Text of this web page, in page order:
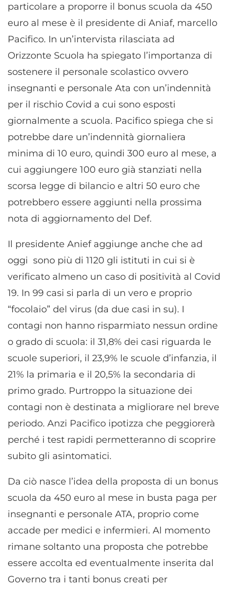
particolare a proporre il bonus scuola da 450
euro al mese è il presidente di Aniaf, marcello
Pacifico. In un’intervista rilasciata ad
Orizzonte Scuola ha spiegato l’importanza di
sostenere il personale scolastico ovvero
insegnanti e personale Ata con un’indennità
per il rischio Covid a cui sono esposti
giornalmente a scuola. Pacifico spiega che si
potrebbe dare un’indennità giornaliera
minima di 10 euro, quindi 300 euro al mese, a
cui aggiungere 100 euro già stanziati nella
scorsa legge di bilancio e altri 50 euro che
potrebbero essere aggiunti nella prossima
nota di aggiornamento del Def.
Il presidente Anief aggiunge anche che ad
oggi sono più di 1120 gli istituti in cui si è
verificato almeno un caso di positività al Covid
19. In 99 casi si parla di un vero e proprio
“focolaio” del virus (da due casi in su). I
contagi non hanno risparmiato nessun ordine
o grado di scuola: il 31,8% dei casi riguarda le
scuole superiori, il 23,9% le scuole d’infanzia, il
21% la primaria e il 20,5% la secondaria di
primo grado. Purtroppo la situazione dei
contagi non è destinata a migliorare nel breve
periodo. Anzi Pacifico ipotizza che peggiorerà
perché i test rapidi permetteranno di scoprire
subito gli asintomatici.
Da ciò nasce l’idea della proposta di un bonus
scuola da 450 euro al mese in busta paga per
insegnanti e personale ATA, proprio come
accade per medici e infermieri. Al momento
rimane soltanto una proposta che potrebbe
essere accolta ed eventualmente inserita dal
Governo tra i tanti bonus creati per